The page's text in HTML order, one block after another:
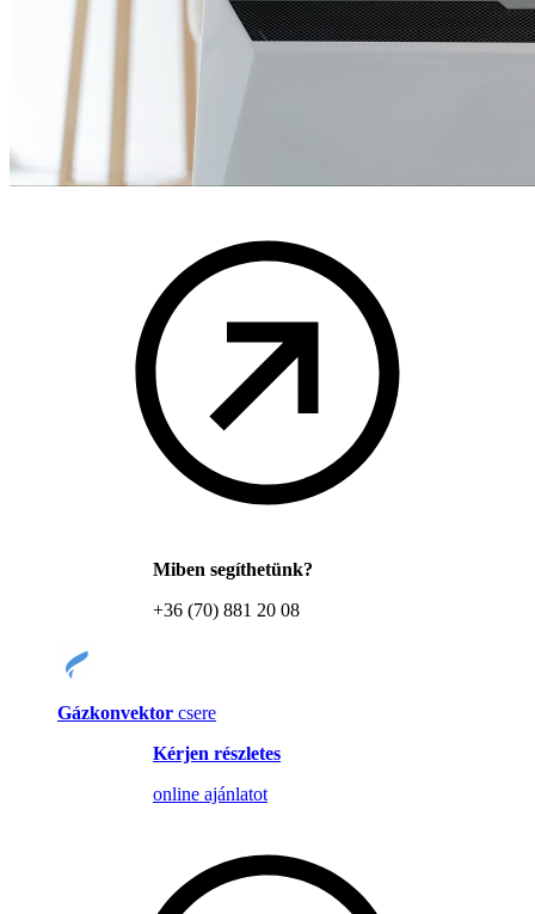
Miben segíthetünk?
+36 (70) 881 20 08
Gázkonvektor csere
Kérjen részletes
online ajánlatot